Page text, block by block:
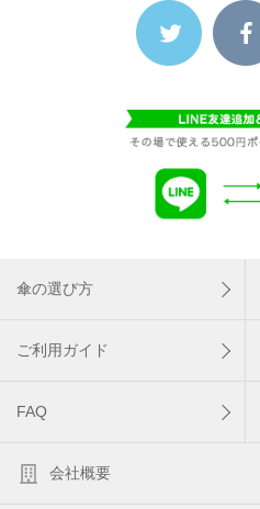
傘の選び方
ご利用ガイド
FAQ
会社概要